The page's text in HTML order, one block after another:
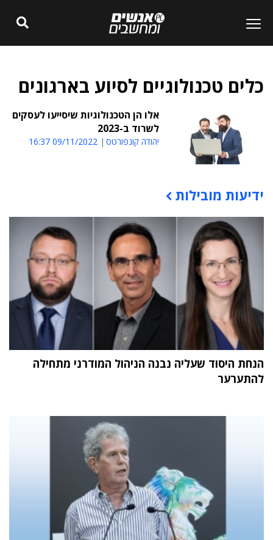
כלים טכנולוגיים לסיוע בארגונים
אלו הן הטכנולוגיות שיסייעו לעסקים
לשרוד ב-2023
יהודה קונפורטס 09/11/2022 16:37
תוכן פרסומי
ידיעות מובילות
הנחת היסוד שעליה נבנה הניהול המודרני מתחילה
להתערער